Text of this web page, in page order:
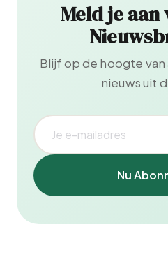
Meld je aan
Blijf op de hoogte
nieuws uit
Nu